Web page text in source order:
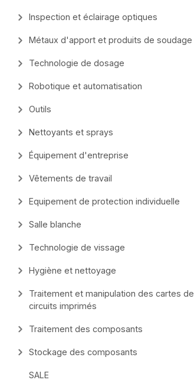
Inspection et éclairage optiques
Métaux d'apport et produits de soudage
Technologie de dosage
Robotique et automatisation
Outils
Nettoyants et sprays
Équipement d'entreprise
Vêtements de travail
Equipement de protection individuelle
Salle blanche
Technologie de vissage
Hygiène et nettoyage
Traitement et manipulation des cartes de
circuits imprimés
Traitement des composants
Stockage des composants
SALE